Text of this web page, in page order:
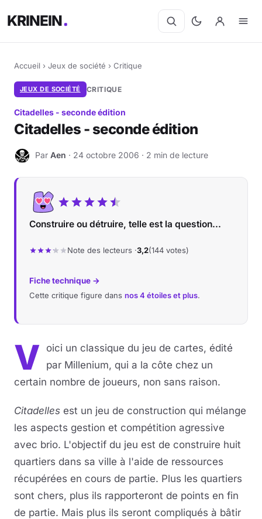
KRINEIN
Accueil › Jeux de société › Critique
JEUX DE SOCIÉTÉ CRITIQUE
Citadelles - seconde édition
Citadelles - seconde édition
A Par Aen · 24 octobre 2006 · 2 min de lecture
Construire ou détruire, telle est la question...
Note des lecteurs ·3,2(144 votes)
Fiche technique →
Cette critique figure dans nos 4 étoiles et plus.
V
oici un classique du jeu de cartes, édité
par Millenium, qui a la côte chez un
certain nombre de joueurs, non sans raison.
Citadelles est un jeu de construction qui mélange
les aspects gestion et compétition agressive
avec brio. L'objectif du jeu est de construire huit
quartiers dans sa ville à l'aide de ressources
récupérées en cours de partie. Plus les quartiers
sont chers, plus ils rapporteront de points en fin
de partie. Mais plus ils seront compliqués à bâtir